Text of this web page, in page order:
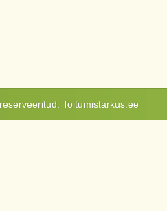
Toitumistarkus.ee